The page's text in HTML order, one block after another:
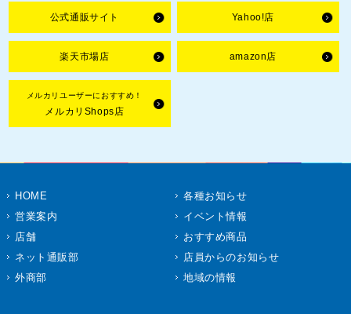
公式通販サイト Yahoo!店
楽天市場店 amazon店
メルカリユーザーにおすすめ！
メルカリShops店
HOME
営業案内
店舗
ネット通販部
外商部
各種お知らせ
イベント情報
おすすめ商品
店員からのお知らせ
地域の情報